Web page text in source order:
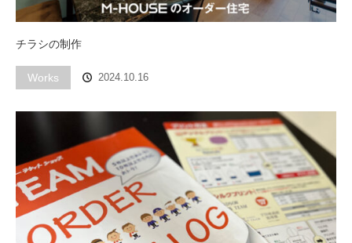
チラシの制作
Works 2024.10.16